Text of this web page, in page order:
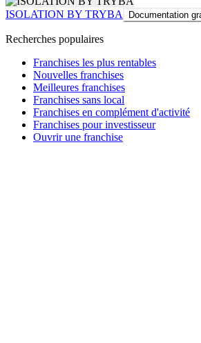
ISOLATION BY TRYBA Documentation
Recherches populaires
Franchises les plus rentables
Nouvelles franchises
Meilleures franchises
Franchises sans local
Franchises en complément d'activité
Franchises pour investisseur
Ouvrir une franchise